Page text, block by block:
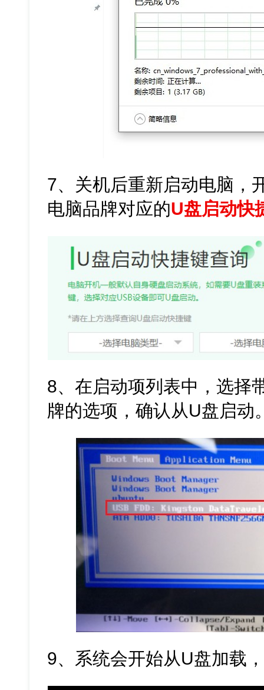
7、关机后重新启动电脑，
电脑品牌对应的U盘启动快
8、在启动项列表中，选择
牌的选项，确认从U盘启动
9、系统会开始从U盘加载